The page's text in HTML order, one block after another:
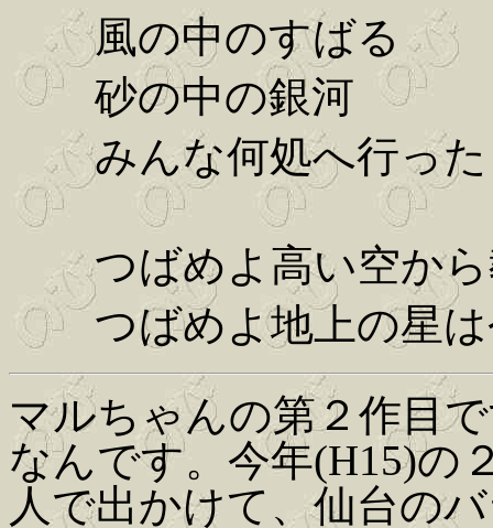
風の中のすばる
砂の中の銀河
みんな何処へ行った
つばめよ高い空から
つばめよ地上の星は
マルちゃんの第２作目
なんです。今年(H15)の
人で出かけて、仙台の